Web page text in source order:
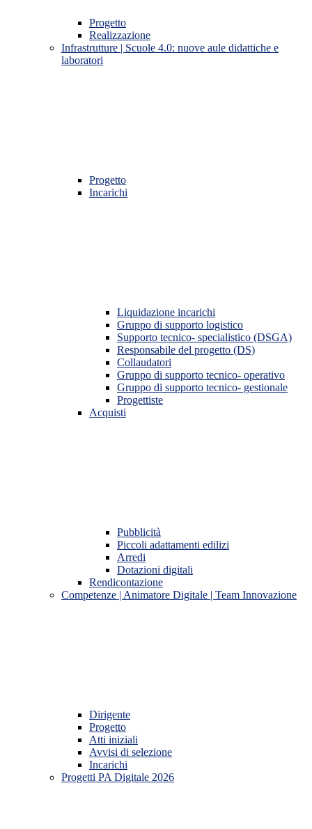
Progetto
Realizzazione
Infrastrutture | Scuole 4.0: nuove aule didattiche e
laboratori
Progetto
Incarichi
Liquidazione incarichi
Gruppo di supporto logistico
Supporto tecnico- specialistico (DSGA)
Responsabile del progetto (DS)
Collaudatori
Gruppo di supporto tecnico- operativo
Gruppo di supporto tecnico- gestionale
Progettiste
Acquisti
Pubblicità
Piccoli adattamenti edilizi
Arredi
Dotazioni digitali
Rendicontazione
Competenze | Animatore Digitale | Team Innovazione
Dirigente
Progetto
Atti iniziali
Avvisi di selezione
Incarichi
Progetti PA Digitale 2026